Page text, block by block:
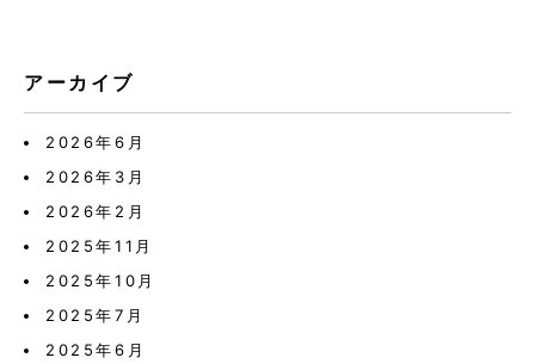
アーカイブ
2026年6月
2026年3月
2026年2月
2025年11月
2025年10月
2025年7月
2025年6月